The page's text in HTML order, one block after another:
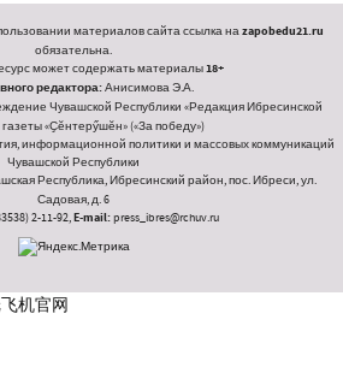
материалов сайта ссылка наzapobedu21.ru
обязательна.
может содержать материалы18+
редактора:Анисимова Э.А.
Чувашской Республики «Редакция Ибресинской
«Ҫӗнтерӳшӗн» («За победу»)
информационной политики и массовых коммуникаций
Чувашской Республики
Республика, Ибресинский район, пос. Ибреси, ул.
Садовая, д. 6
2-11-92,E-mail:press_ibres@rchuv.ru
机官网